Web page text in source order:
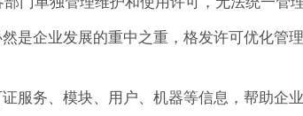
是企业发展的重中之重，格发许可优化管
服务、模块、用户、机器等信息，帮助企